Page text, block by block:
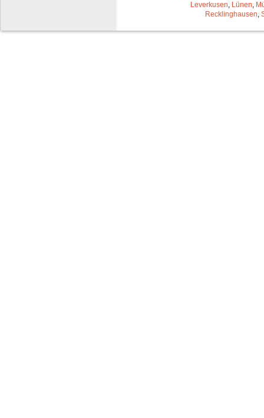
Leverkusen, Lünen,
Recklinghausen,